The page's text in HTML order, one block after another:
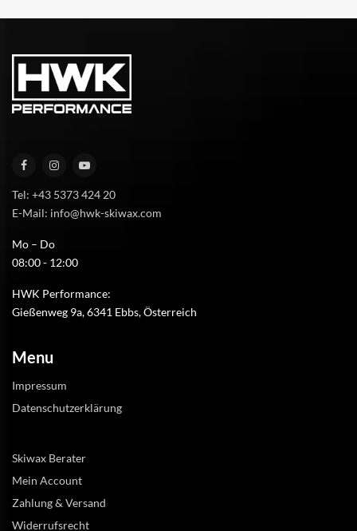
Tel: +43 5373 424 20
E-Mail: info@hwk-skiwax.com
Mo – Do
08:00 - 12:00
HWK Performance:
Gießenweg 9a, 6341 Ebbs, Österreich
Menu
Impressum
Datenschutzerklärung
Skiwax Berater
Mein Account
Zahlung & Versand
Widerrufsrecht